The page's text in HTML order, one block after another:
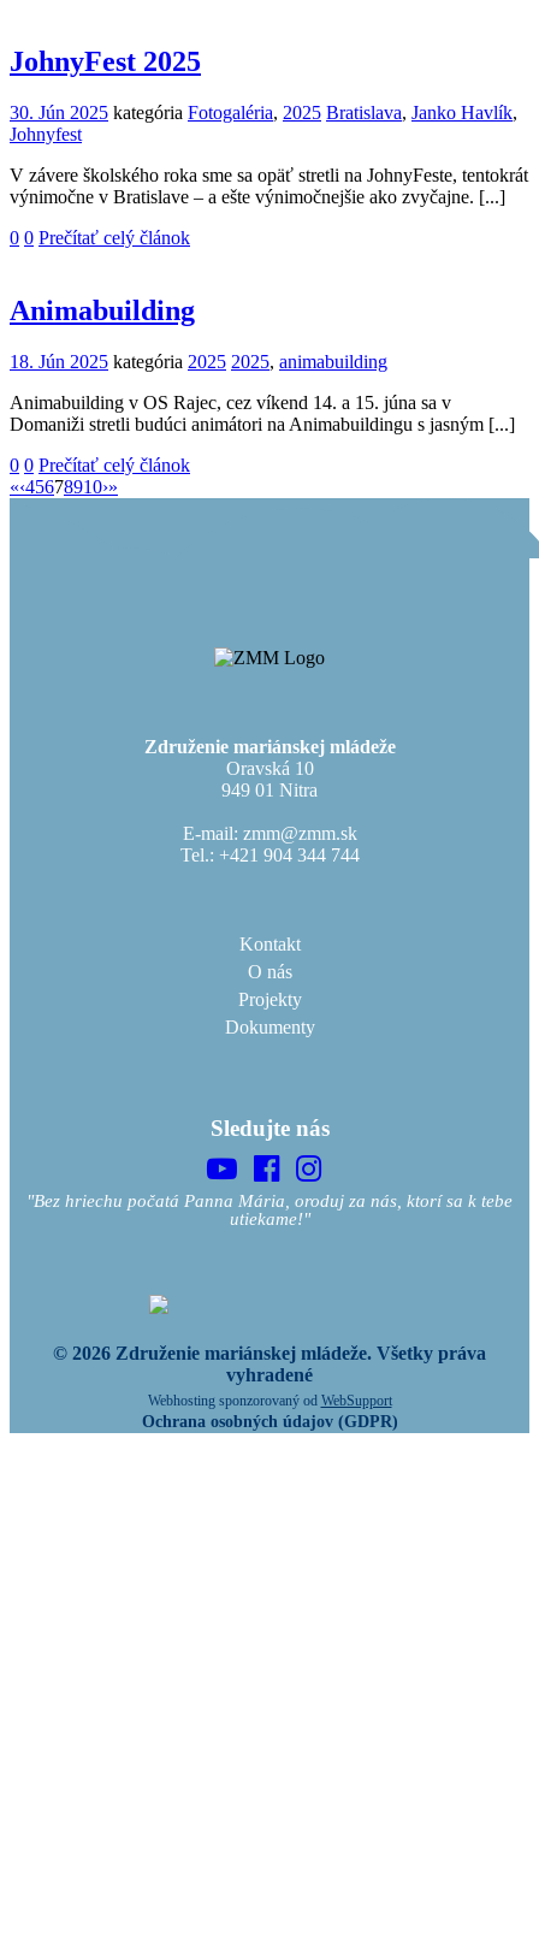
JohnyFest 2025
30. Jún 2025 kategória Fotogaléria, 2025 Bratislava, Janko Havlík,
Johnyfest
V závere školského roka sme sa opäť stretli na JohnyFeste, tentokrát
výnimočne v Bratislave – a ešte výnimočnejšie ako zvyčajne. [...]
0 0 Prečítať celý článok
Animabuilding
18. Jún 2025 kategória 2025 2025, animabuilding
Animabuilding v OS Rajec, cez víkend 14. a 15. júna sa v
Domaniži stretli budúci animátori na Animabuildingu s jasným [...]
0 0 Prečítať celý článok
«‹45678910›»
Združenie mariánskej mládeže
Oravská 10
949 01 Nitra
E-mail: zmm@zmm.sk
Tel.: +421 904 344 744
Kontakt
O nás
Projekty
Dokumenty
Sledujte nás
"Bez hriechu počatá Panna Mária, oroduj za nás, ktorí sa k tebe
utiekame!"
© 2026 Združenie mariánskej mládeže. Všetky práva
vyhradené
Webhosting sponzorovaný od WebSupport
Ochrana osobných údajov (GDPR)